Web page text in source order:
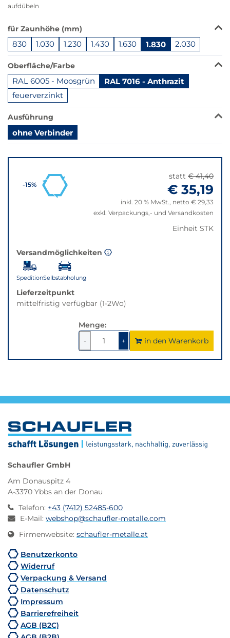
aufdübeln
Das
Produkt
ist
in
dieser
Variante
nicht
verfügbar.
Bei
Klick
wechselt
der
beste
Alternative
für Zaunhöhe (mm)
830 1.030 1.230 1.430 1.630 1.830 2.030
Oberfläche/Farbe
RAL 6005 - Moosgrün RAL 7016 - Anthrazit
feuerverzinkt
Ausführung
ohne Verbinder
zu
zurücksetzen"
-15%
statt € 41,40
€ 35,19
inkl. 20 % MwSt., netto € 29,33
exkl. Verpackungs,- und Versandkosten
Einheit STK
Versandmöglichkeiten
SpeditionSelbstabholung
Lieferzeitpunkt
mittelfristig verfügbar (1-2Wo)
Menge:
-
1
verringern
+1um
1
erhöhen
in den Warenkorb
Schaufler GmbH
Am Donauspitz 4
A-3370 Ybbs an der Donau
Telefon: +43 (7412) 52485-600
E-Mail: webshop@schaufler-metalle.com
Firmenwebsite: schaufler-metalle.at
Benutzerkonto
Widerruf
Verpackung & Versand
Datenschutz
Impressum
Barrierefreiheit
AGB (B2C)